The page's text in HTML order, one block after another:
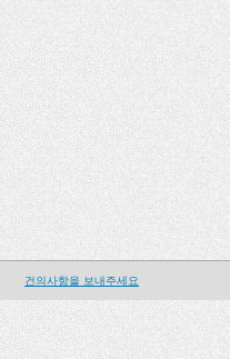
건의사항을 보내주세요